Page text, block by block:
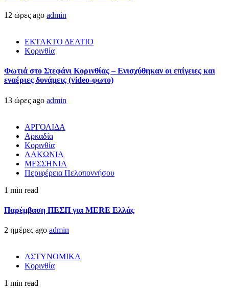
12 ώρες ago admin
ΕΚΤΑΚΤΟ ΔΕΛΤΙΟ
Κορινθία
Φωτιά στο Στεφάνι Κορινθίας – Ενισχύθηκαν οι επίγειες και
εναέριες δυνάμεις (video-φωτο)
13 ώρες ago admin
ΑΡΓΟΛΙΔΑ
Αρκαδία
Κορινθία
ΛΑΚΩΝΙΑ
ΜΕΣΣΗΝΙΑ
Περιφέρεια Πελοποννήσου
1 min read
Παρέμβαση ΠΕΣΠ για MERE Ελλάς
2 ημέρες ago admin
ΑΣΤΥΝΟΜΙΚΑ
Κορινθία
1 min read